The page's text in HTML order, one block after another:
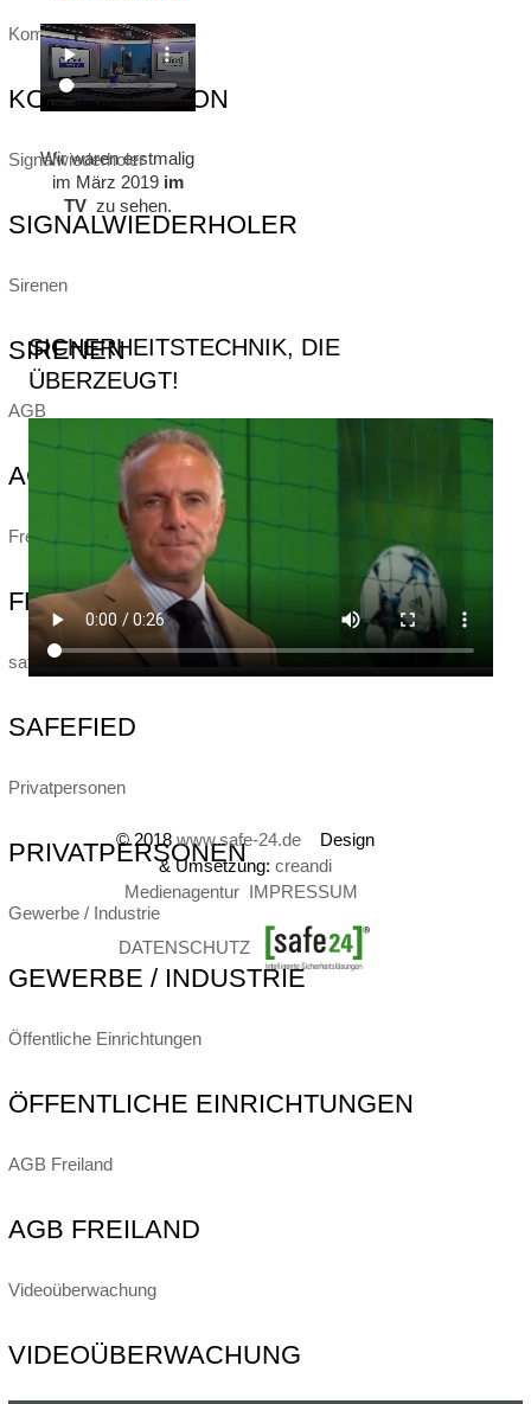
Kommunikation
KOMMUNIKATION
Signalwiederholer
SIGNALWIEDERHOLER
Sirenen
SIRENEN
AGB
AGB
Freilandüberwachung
FREILANDÜBERWACHUNG
safefied
SAFEFIED
Privatpersonen
PRIVATPERSONEN
Gewerbe / Industrie
GEWERBE / INDUSTRIE
Öffentliche Einrichtungen
ÖFFENTLICHE EINRICHTUNGEN
AGB Freiland
AGB FREILAND
Videoüberwachung
VIDEOÜBERWACHUNG
Wir waren erstmalig
im März 2019im
TV zu sehen.
SICHERHEITSTECHNIK, DIE
ÜBERZEUGT!
© 2018www.safe-24.de
Design
& Umsetzung: creandi
Medienagentur IMPRESSUM
DATENSCHUTZ